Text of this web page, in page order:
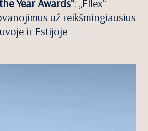
Year Awards“: „Ellex“
už reikšmingiausius
ir Estijoje